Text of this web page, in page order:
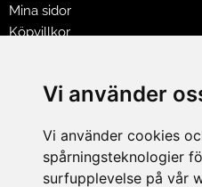
Vi använder
Vi använder cookies
spårningsteknologier
surfupplevelse på vår
Mina sidor
Köpvillkor
Jobba på Hasselgrens
LEVERANS